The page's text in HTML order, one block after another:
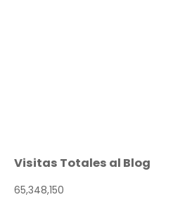
Visitas Totales al Blog
65,348,150